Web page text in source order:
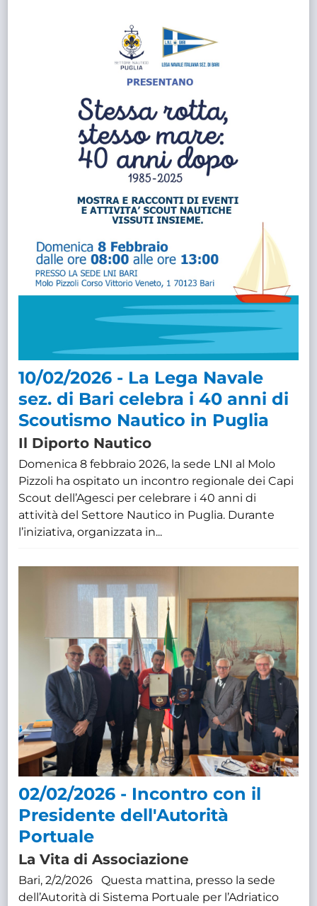
10/02/2026 - La Lega Navale
sez. di Bari celebra i 40 anni di
Scoutismo Nautico in Puglia
Il Diporto Nautico
Domenica 8 febbraio 2026, la sede LNI al Molo
Pizzoli ha ospitato un incontro regionale dei Capi
Scout dell’Agesci per celebrare i 40 anni di
attività del Settore Nautico in Puglia. Durante
l’iniziativa, organizzata in...
02/02/2026 - Incontro con il
Presidente dell'Autorità
Portuale
La Vita di Associazione
Bari, 2/2/2026 Questa mattina, presso la sede
dell’Autorità di Sistema Portuale per l’Adriatico